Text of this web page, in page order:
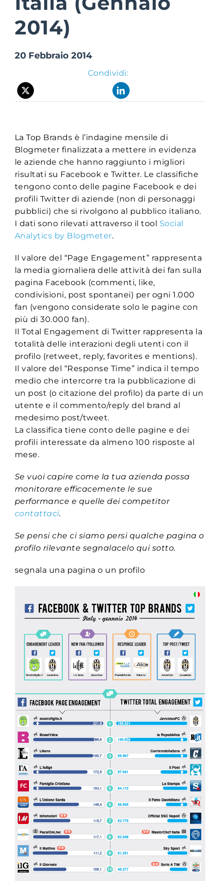
Suite Login
2014)
20 Febbraio 2014
Condividi:
La Top Brands è l’indagine mensile di
Blogmeter finalizzata a mettere in evidenza
le aziende che hanno raggiunto i migliori
risultati su Facebook e Twitter. Le classifiche
tengono conto delle pagine Facebook e dei
profili Twitter di aziende (non di personaggi
pubblici) che si rivolgono al pubblico italiano.
I dati sono rilevati attraverso il tool Social
Analytics by Blogmeter.
Il valore del “Page Engagement” rappresenta
la media giornaliera delle attività dei fan sulla
pagina Facebook (commenti, like,
condivisioni, post spontanei) per ogni 1.000
fan (vengono considerate solo le pagine con
più di 30.000 fan).
Il Total Engagement di Twitter rappresenta la
totalità delle interazioni degli utenti con il
profilo (retweet, reply, favorites e mentions).
Il valore del “Response Time” indica il tempo
medio che intercorre tra la pubblicazione di
un post (o citazione del profilo) da parte di un
utente e il commento/reply del brand al
medesimo post/tweet.
La classifica tiene conto delle pagine e dei
profili interessate da almeno 100 risposte al
mese.
Se vuoi capire come la tua azienda possa
monitorare efficacemente le sue
performance e quelle dei competitor
contattaci.
Se pensi che ci siamo persi qualche pagina o
profilo rilevante segnalacelo qui sotto.
segnala una pagina o un profilo